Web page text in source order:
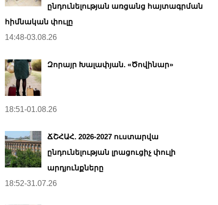
ընդունելության առցանց հայտագրման
հիմնական փուլը
14:48-03.08.26
Զորայր Խալափյան. «Ծովինար»
18:51-01.08.26
ՃՇՀԱՀ. 2026-2027 ուստարվա
ընդունելության լրացուցիչ փուլի
արդյունքները
18:52-31.07.26